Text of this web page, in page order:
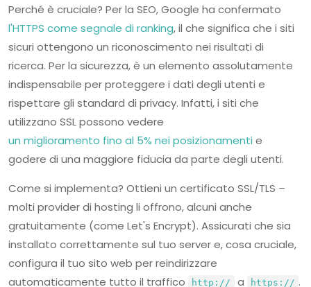
Perché è cruciale? Per la SEO, Google ha confermato
l'HTTPS come segnale di ranking, il che significa che i siti
sicuri ottengono un riconoscimento nei risultati di
ricerca. Per la sicurezza, è un elemento assolutamente
indispensabile per proteggere i dati degli utenti e
rispettare gli standard di privacy. Infatti, i siti che
utilizzano SSL possono vedere
un miglioramento fino al 5% nei posizionamenti e
godere di una maggiore fiducia da parte degli utenti.
Come si implementa? Ottieni un certificato SSL/TLS –
molti provider di hosting li offrono, alcuni anche
gratuitamente (come Let's Encrypt). Assicurati che sia
installato correttamente sul tuo server e, cosa cruciale,
configura il tuo sito web per reindirizzare
automaticamente tutto il traffico
http:// a https:// .